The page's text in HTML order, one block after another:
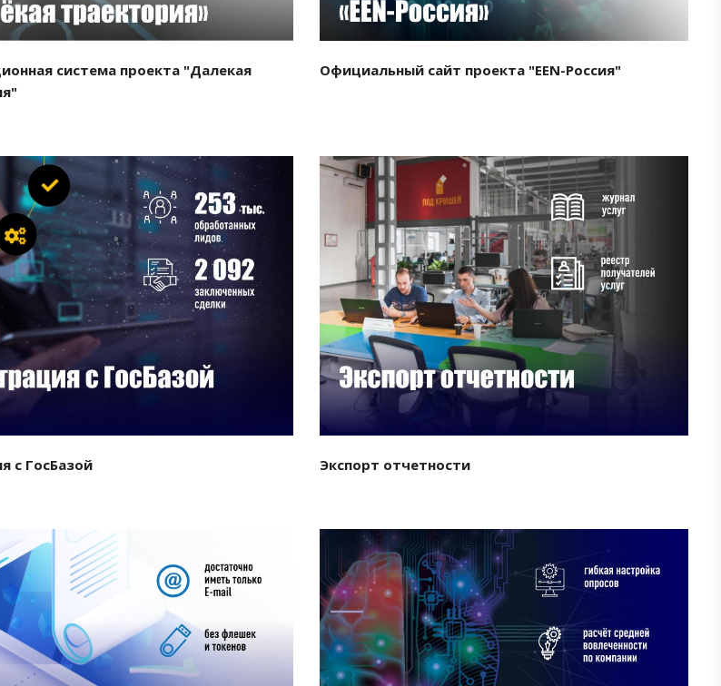
система проекта "Далекая
Официальный сайт проекта "EEN-Россия"
Смотреть проект
с ГосБазой
Смотреть проект
Экспорт отчетности
Смотреть проект Смотреть проект